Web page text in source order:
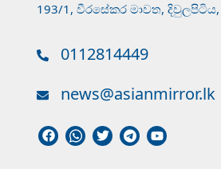
193/1, වීරසේකර මාවත,
0112814449
news@asianmirror.lk